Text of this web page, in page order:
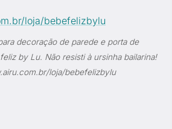
decoração de parede e porta de
by Lu. Não resisti à ursinha bailarina!
loja/bebefelizbylu